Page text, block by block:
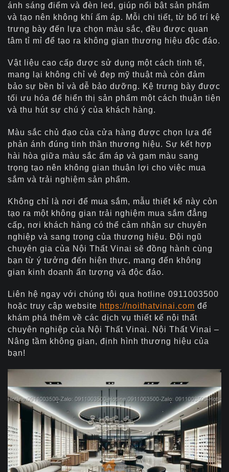
ánh sáng điểm và đèn led, giúp nổi bật sản phẩm
và tạo nên không khí ấm áp. Mỗi chi tiết, từ bố trí kệ
trưng bày đến lựa chọn màu sắc, đều được quan
tâm tỉ mỉ để tạo ra không gian thương hiệu độc đáo.
Vật liệu cao cấp được sử dụng một cách tinh tế,
mang lại không chỉ vẻ đẹp mỹ thuật mà còn đảm
bảo sự bền bỉ và dễ bảo dưỡng. Kệ trưng bày được
tối ưu hóa để hiển thị sản phẩm một cách thuận tiện
và thu hút sự chú ý của khách hàng.
Màu sắc chủ đạo của cửa hàng được chọn lựa để
phản ánh đúng tinh thần thương hiệu. Sự kết hợp
hài hòa giữa màu sắc ấm áp và gam màu sang
trọng tạo nên không gian thuận lợi cho việc mua
sắm và trải nghiệm sản phẩm.
Không chỉ là nơi để mua sắm, mẫu thiết kế này còn
tạo ra một không gian trải nghiệm mua sắm đẳng
cấp, nơi khách hàng có thể cảm nhận sự chuyên
nghiệp và sang trọng của thương hiệu. Đội ngũ
chuyên gia của Nội Thất Vinai sẽ đồng hành cùng
bạn từ ý tưởng đến hiện thực, mang đến không
gian kinh doanh ấn tượng và độc đáo.
Liên hệ ngay với chúng tôi qua hotline 0911003500
hoặc truy cập website https://noithatvinai.com để
khám phá thêm về các dịch vụ thiết kế nội thất
chuyên nghiệp của Nội Thất Vinai. Nội Thất Vinai –
Nâng tầm không gian, định hình thương hiệu của
bạn!